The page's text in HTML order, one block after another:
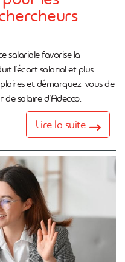
salariale favorise la
l’écart salarial et plus
et démarquez-vous de
salaire d’Adecco.
Lire la suite